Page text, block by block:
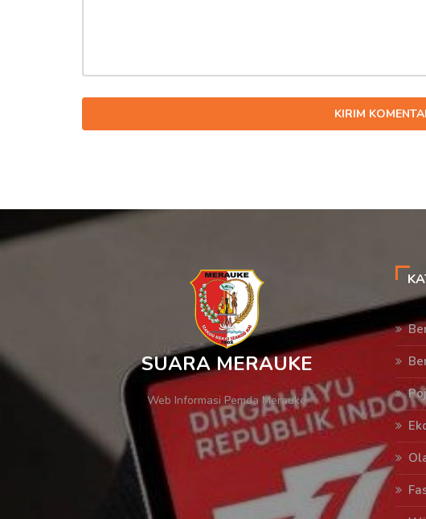
KIRIM
SUARA MERAUKE
Web Informasi Pemda Merauke